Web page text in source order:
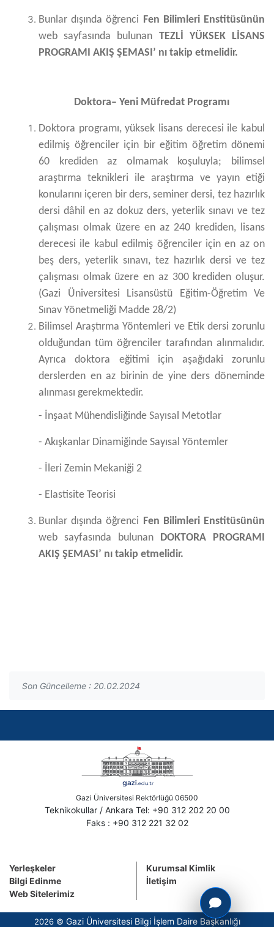
Bunlar dışında öğrenci Fen Bilimleri Enstitüsünün
web sayfasında bulunan TEZLİ YÜKSEK LİSANS
PROGRAMI AKIŞ ŞEMASI’ nı takip etmelidir.
Doktora– Yeni Müfredat Programı
Doktora programı, yüksek lisans derecesi ile kabul
edilmiş öğrenciler için bir eğitim öğretim dönemi
60 krediden az olmamak koşuluyla; bilimsel
araştırma teknikleri ile araştırma ve yayın etiği
konularını içeren bir ders, seminer dersi, tez hazırlık
dersi dâhil en az dokuz ders, yeterlik sınavı ve tez
çalışması olmak üzere en az 240 krediden, lisans
derecesi ile kabul edilmiş öğrenciler için en az on
beş ders, yeterlik sınavı, tez hazırlık dersi ve tez
çalışması olmak üzere en az 300 krediden oluşur.
(Gazi Üniversitesi Lisansüstü Eğitim-Öğretim Ve
Sınav Yönetmeliği Madde 28/2)
Bilimsel Araştırma Yöntemleri ve Etik dersi zorunlu
olduğundan tüm öğrenciler tarafından alınmalıdır.
Ayrıca doktora eğitimi için aşağıdaki zorunlu
derslerden en az birinin de yine ders döneminde
alınması gerekmektedir.
- İnşaat Mühendisliğinde Sayısal Metotlar
- Akışkanlar Dinamiğinde Sayısal Yöntemler
- İleri Zemin Mekaniği 2
- Elastisite Teorisi
Bunlar dışında öğrenci Fen Bilimleri Enstitüsünün
web sayfasında bulunan DOKTORA PROGRAMI
AKIŞ ŞEMASI’ nı takip etmelidir.
Son Güncelleme : 20.02.2024
Gazi Üniversitesi Rektörlüğü 06500
Teknikokullar / Ankara Tel: +90 312 202 20 00
Faks : +90 312 221 32 02
Yerleşkeler
Bilgi Edinme
Web Sitelerimiz
Kurumsal Kimlik
İletişim
2026 © Gazi Üniversitesi Bilgi İşlem Daire Başkanlığı